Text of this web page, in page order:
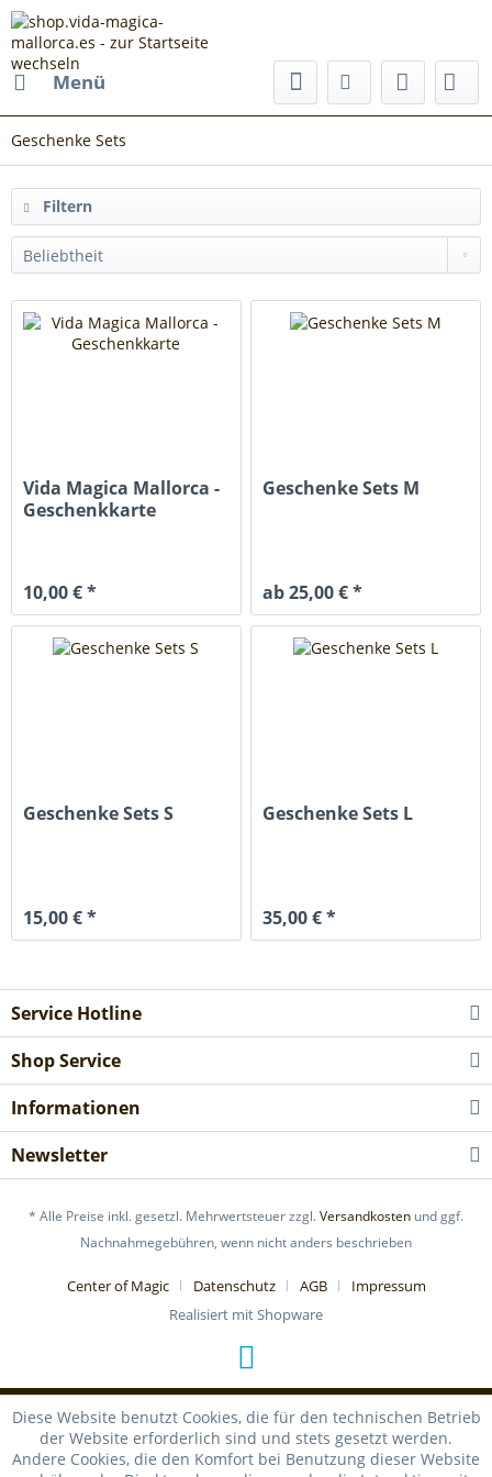
Menü
Geschenke Sets
Filtern
Vida Magica Mallorca -
Geschenkkarte
10,00 € *
Geschenke Sets M
ab 25,00 € *
Geschenke Sets S
15,00 € *
Geschenke Sets L
35,00 € *
Service Hotline
Shop Service
Informationen
Newsletter
* Alle Preise inkl. gesetzl. Mehrwertsteuer zzgl.Versandkosten und ggf.
Nachnahmegebühren, wenn nicht anders beschrieben
Center of Magic Datenschutz AGB
Impressum
Realisiert mit Shopware
Diese Website benutzt Cookies, die für den technischen Betrieb
der Website erforderlich sind und stets gesetzt werden.
Andere Cookies, die den Komfort bei Benutzung dieser Website